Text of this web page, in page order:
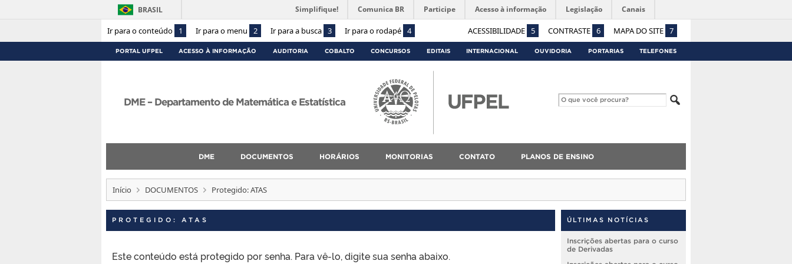
Ir para o conteúdo 1 Ir para o menu 2 Ir para a busca 3 Ir para o rodapé 4 ACESSIBILIDADE 5 CONTRASTE 6 MAPA DO SITE 7
BRASIL Simplifique! Comunica BR Participe Acesso à informação Legislação Canais
PORTAL UFPEL ACESSO À INFORMAÇÃO AUDITORIA COBALTO CONCURSOS EDITAIS INTERNACIONAL OUVIDORIA PORTARIAS TELEFONES
DME – Departamento de Matemática e Estatística
DME DOCUMENTOS HORÁRIOS MONITORIAS CONTATO PLANOS DE ENSINO
Início DOCUMENTOS Protegido: ATAS
PROTEGIDO: ATAS
Este conteúdo está protegido por senha. Para vê-lo, digite sua senha abaixo.
ÚLTIMAS NOTÍCIAS
Inscrições abertas para o curso
de Derivadas